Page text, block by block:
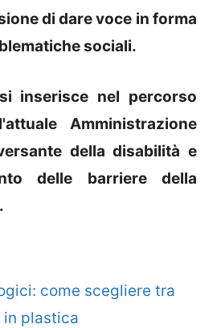
di dare voce in forma
sociali.
inserisce nel percorso
Amministrazione
della disabilità e
delle barriere della
come scegliere tra
in plastica